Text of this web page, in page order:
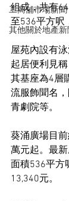
工商舖市場新聞
其他關於地產新
組成，共有
至536平方呎
屋苑內設有
起居便利見
其基座為4層
流服飾聞名
青劇院等。
葵涌廣場目
萬元起。最
面積536平方
13,340元。